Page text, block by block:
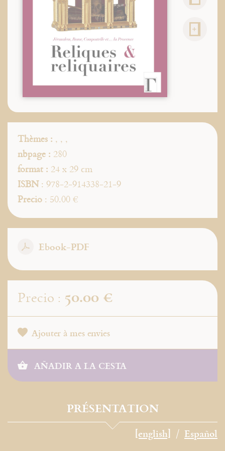
Thèmes : , , ,
nbpage : 280
format : 24 x 29 cm
ISBN: 978-2-914338-21-9
Precio : 50.00 €
Ebook-PDF
Precio : 50.00 €
Ajouter à mes envies
AÑADIR A LA CESTA
PRÉSENTATION
[english] Español